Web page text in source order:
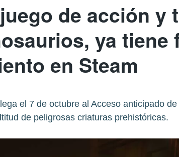
de acción y
ya tiene
en Steam
el 7 de octubre al Acceso anticipado
de peligrosas criaturas prehistóricas.